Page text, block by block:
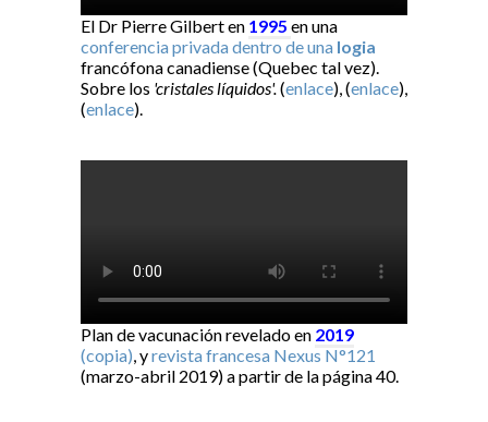
El Dr Pierre Gilbert en 1995 en una
conferencia privada dentro de una logia
francófona canadiense (Quebec tal vez).
Sobre los 'cristales líquidos'.(enlace), (enlace),
(enlace).
Plan de vacunación revelado en 2019
(copia), yrevista francesa Nexus N°121
(marzo-abril 2019) a partir de la página 40.